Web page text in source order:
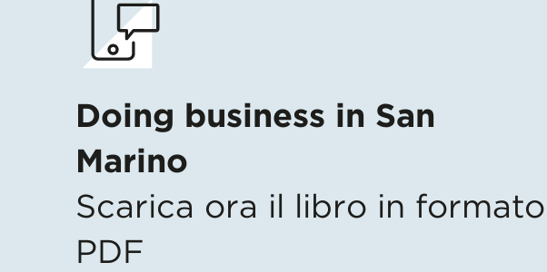
Doing business in San
Marino
Scarica ora il libro in formato
PDF